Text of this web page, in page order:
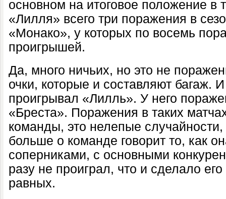
основном на итоговое положение в
«Лилля» всего три поражения в
«Монако», у которых по восемь
проигрышей.
Да, много ничьих, но это не
очки, которые и составляют багаж.
проигрывал «Лилль». У него
«Бреста». Поражения в таких
команды, это нелепые
больше о команде говорит то, как
соперниками, с основными
разу не проиграл, что и сделало
равных.